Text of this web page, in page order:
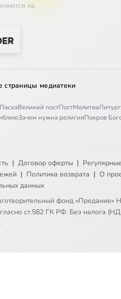
на
страницы медиатеки
ПасхаВеликий постПостМолитва
Зачем нужна религияПокров
| Договор оферты |
| Политика возврата | О
данных
фонд
ст.582 ГК РФ. Без налога